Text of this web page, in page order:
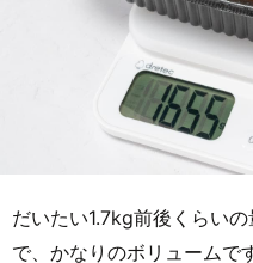
だいたい1.7kg前後くらい
で、かなりのボリュームで